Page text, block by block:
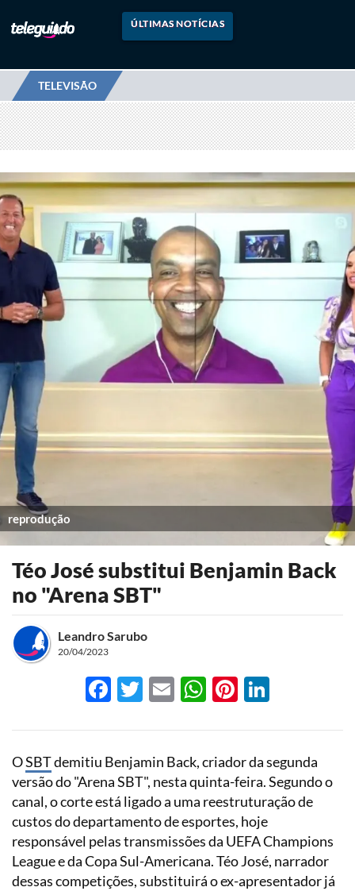
ÚLTIMAS NOTÍCIAS
TELEVISÃO
reprodução
Téo José substitui Benjamin Back
no "Arena SBT"
Leandro Sarubo
20/04/2023
Facebook
Twitter
EmailWhatsApp
Pinterest
OSBTdemitiu Benjamin Back, criador da segunda
versão do "Arena SBT", nesta quinta-feira. Segundo o
canal, o corte está ligado a uma reestruturação de
custos do departamento de esportes, hoje
responsável pelas transmissões da UEFA Champions
League e da Copa Sul-Americana. Téo José, narrador
dessas competições, substituirá o ex-apresentador já